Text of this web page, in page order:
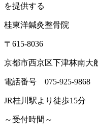
を提供する
桂東洋鍼灸整骨院
〒615-8036
京都市西京区下津林南
電話番号 075-925-9868
JR桂川駅より徒歩15分
～受付時間～